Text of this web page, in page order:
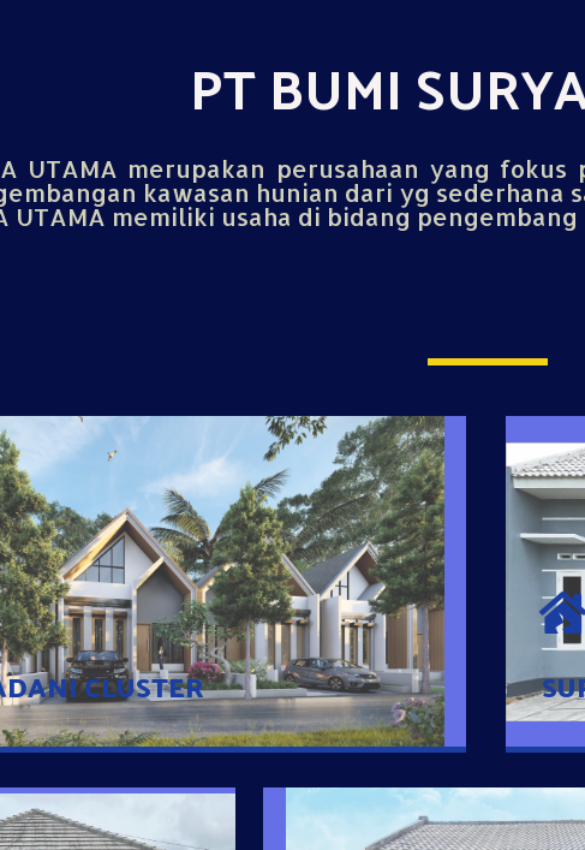
PT BUMI
UTAMA merupakan perusahaan yang
kawasan hunian dari yg sederhana
UTAMA memiliki usaha di bidang
CLUSTER
MADANI CLUSTER
Minimalis dengan Konsep Rumah Pintar
Memudahkan Penghuni mengakses rumahnya dengan